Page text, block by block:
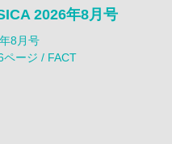
2026年8月号
8月号
ページ / FACT